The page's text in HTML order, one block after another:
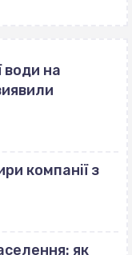
води на
компанії з
як